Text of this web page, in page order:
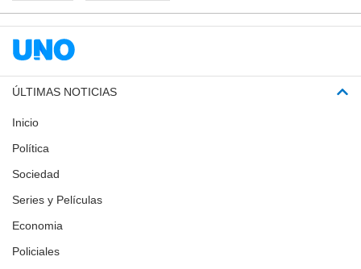
ÚLTIMAS NOTICIAS
Inicio
Política
Sociedad
Series y Películas
Economia
Policiales